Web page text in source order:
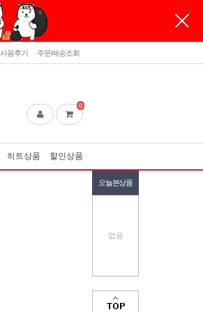
사용후기 주문/배송조회
0
히트상품 할인상품
오늘본상품
없음